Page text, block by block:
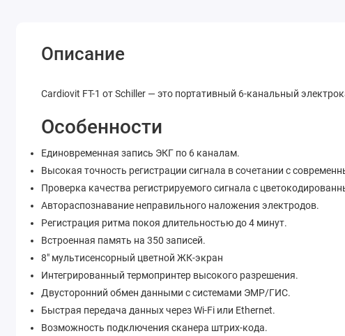
Описание
Cardiovit FT-1 от Schiller — это портативный 6-канальный
Особенности
Единовременная запись ЭКГ по 6 каналам.
Высокая точность регистрации сигнала в сочетании с
Проверка качества регистрируемого сигнала с
Автораспознавание неправильного наложения электродов.
Регистрация ритма покоя длительностью до 4 минут.
Встроенная память на 350 записей.
8" мультисенсорный цветной ЖК-экран
Интегрированный термопринтер высокого разрешения.
Двусторонний обмен данными с системами ЭМР/ГИС.
Быстрая передача данных через Wi-Fi или Ethernet.
Возможность подключения сканера штрих-кода.